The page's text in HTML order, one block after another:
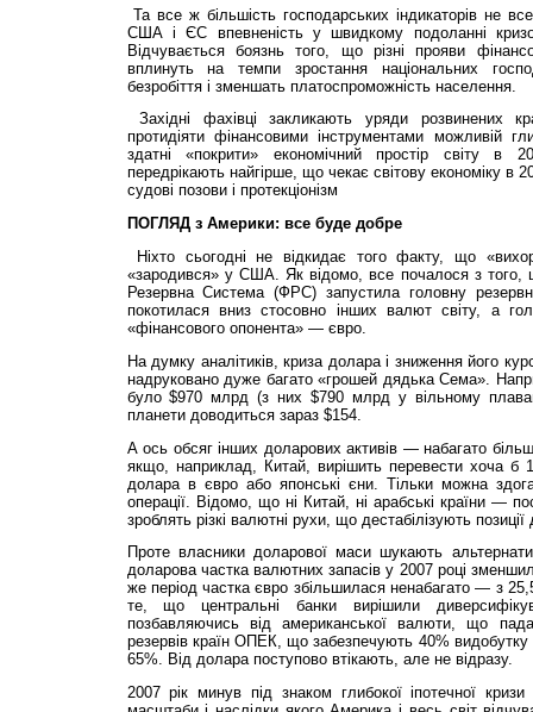
Та все ж більшість господарських індикаторів не
США і ЄС впевненість у швидкому подоланні
Відчувається боязнь того, що різні прояви
вплинуть на темпи зростання національних
безробіття і зменшать платоспроможність населення.
Західні фахівці закликають уряди розвинених
протидіяти фінансовими інструментами можливій
здатні «покрити» економічний простір світу
передрікають найгірше, що чекає світову економіку в
судові позови і протекціонізм
ПОГЛЯД з Америки: все буде добре
Ніхто сьогодні не відкидає того факту, що
«зародився» у США. Як відомо, все почалося з того,
Резервна Система (ФРС) запустила головну
покотилася вниз стосовно інших валют світу, а
«фінансового опонента» — євро.
На думку аналітиків, криза долара і зниження його
надруковано дуже багато «грошей дядька Сема».
було $970 млрд (з них $790 млрд у вільному
планети доводиться зараз $154.
А ось обсяг інших доларових активів — набагато
якщо, наприклад, Китай, вирішить перевести хоча б
долара в євро або японські єни. Тільки можна
операції. Відомо, що ні Китай, ні арабські країни —
зроблять різкі валютні рухи, що дестабілізують
Проте власники доларової маси шукають
доларова частка валютних запасів у 2007 році
же період частка євро збільшилася ненабагато — з
те, що центральні банки вирішили
позбавляючись від американської валюти, що
резервів країн ОПЕК, що забезпечують 40%
65%. Від долара поступово втікають, але не відразу.
2007 рік минув під знаком глибокої іпотечної кризи